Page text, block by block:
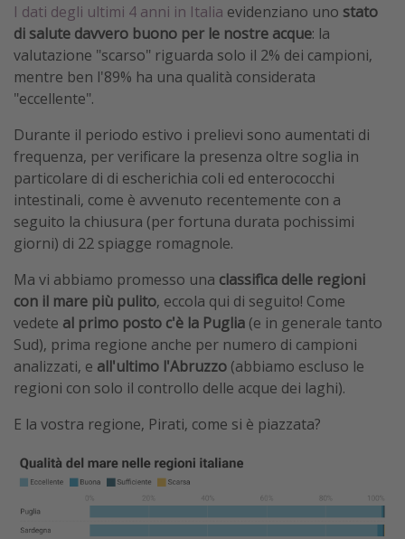
I dati degli ultimi 4 anni in Italia evidenziano uno stato
di salute davvero buono per le nostre acque: la
valutazione "scarso" riguarda solo il 2% dei campioni,
mentre ben l'89% ha una qualità considerata
"eccellente".
Durante il periodo estivo i prelievi sono aumentati di
frequenza, per verificare la presenza oltre soglia in
particolare di di escherichia coli ed enterococchi
intestinali, come è avvenuto recentemente con a
seguito la chiusura (per fortuna durata pochissimi
giorni) di 22 spiagge romagnole.
Ma vi abbiamo promesso una classifica delle regioni
con il mare più pulito, eccola qui di seguito! Come
vedete al primo posto c'è la Puglia (e in generale tanto
Sud), prima regione anche per numero di campioni
analizzati, e all'ultimo l'Abruzzo (abbiamo escluso le
regioni con solo il controllo delle acque dei laghi).
E la vostra regione, Pirati, come si è piazzata?